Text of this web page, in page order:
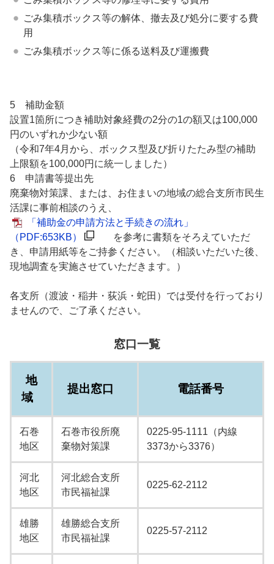
ごみ集積ボックス等の解体、撤去及び処分に要する費
用
ごみ集積ボックス等に係る送料及び運搬費
5 補助金額
設置1箇所につき補助対象経費の2分の1の額又は100,000
円のいずれか少ない額
（令和7年4月から、ボックス型及び折りたたみ型の補助
上限額を100,000円に統一しました）
6 申請書等提出先
廃棄物対策課、または、お住まいの地域の総合支所市民生
活課に事前相談のうえ、
「補助金の申請方法と手続きの流れ」
（PDF:653KB）
を参考に書類をそろえていただ
き、申請用紙等をご持参ください。（相談いただいた後、
現地調査を実施させていただきます。）
各支所（渡波・稲井・荻浜・蛇田）では受付を行っており
ませんので、ご了承ください。
窓口一覧
地
域
提出窓口 電話番号
石巻
地区
石巻市役所廃
棄物対策課
0225-95-1111（内線
3373から3376）
河北
地区
河北総合支所
市民福祉課
0225-62-2112
雄勝
地区
雄勝総合支所
市民福祉課
0225-57-2112